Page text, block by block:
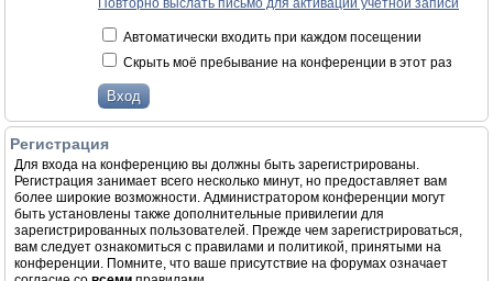
Повторно выслать письмо для активации учётной записи
Автоматически входить при каждом посещении
Скрыть моё пребывание на конференции в этот раз
Регистрация
Для входа на конференцию вы должны быть зарегистрированы.
Регистрация занимает всего несколько минут, но предоставляет вам
более широкие возможности. Администратором конференции могут
быть установлены также дополнительные привилегии для
зарегистрированных пользователей. Прежде чем зарегистрироваться,
вам следует ознакомиться с правилами и политикой, принятыми на
конференции. Помните, что ваше присутствие на форумах означает